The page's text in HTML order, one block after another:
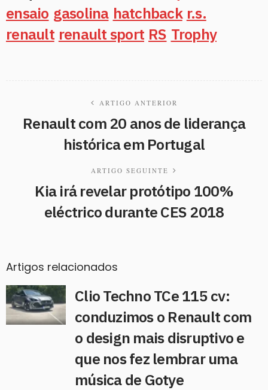
ensaio gasolina hatchback r.s.
renault renault sport RS Trophy
ARTIGO ANTERIOR
Renault com 20 anos de liderança
histórica em Portugal
ARTIGO SEGUINTE
Kia irá revelar protótipo 100%
eléctrico durante CES 2018
Artigos relacionados
Clio Techno TCe 115 cv:
conduzimos o Renault com
o design mais disruptivo e
que nos fez lembrar uma
música de Gotye